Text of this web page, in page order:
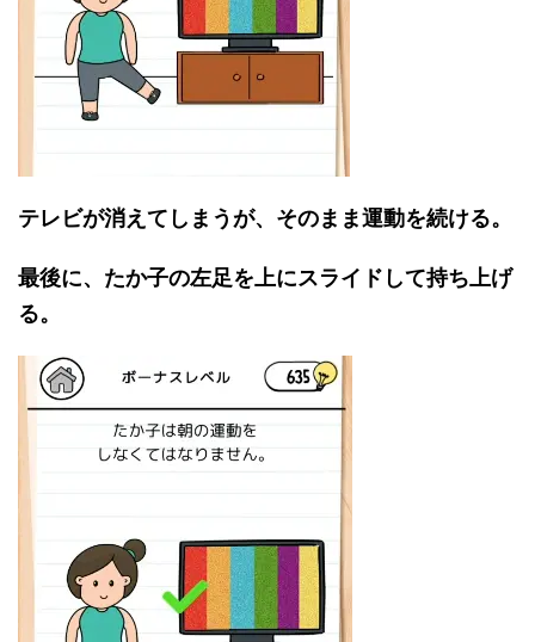
テレビが消えてしまうが、そのまま運動を続ける。
最後に、たか子の左足を上にスライドして持ち上げ
る。